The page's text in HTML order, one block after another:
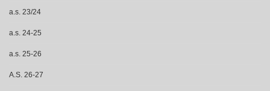
a.s. 23/24
a.s. 24-25
a.s. 25-26
A.S. 26-27